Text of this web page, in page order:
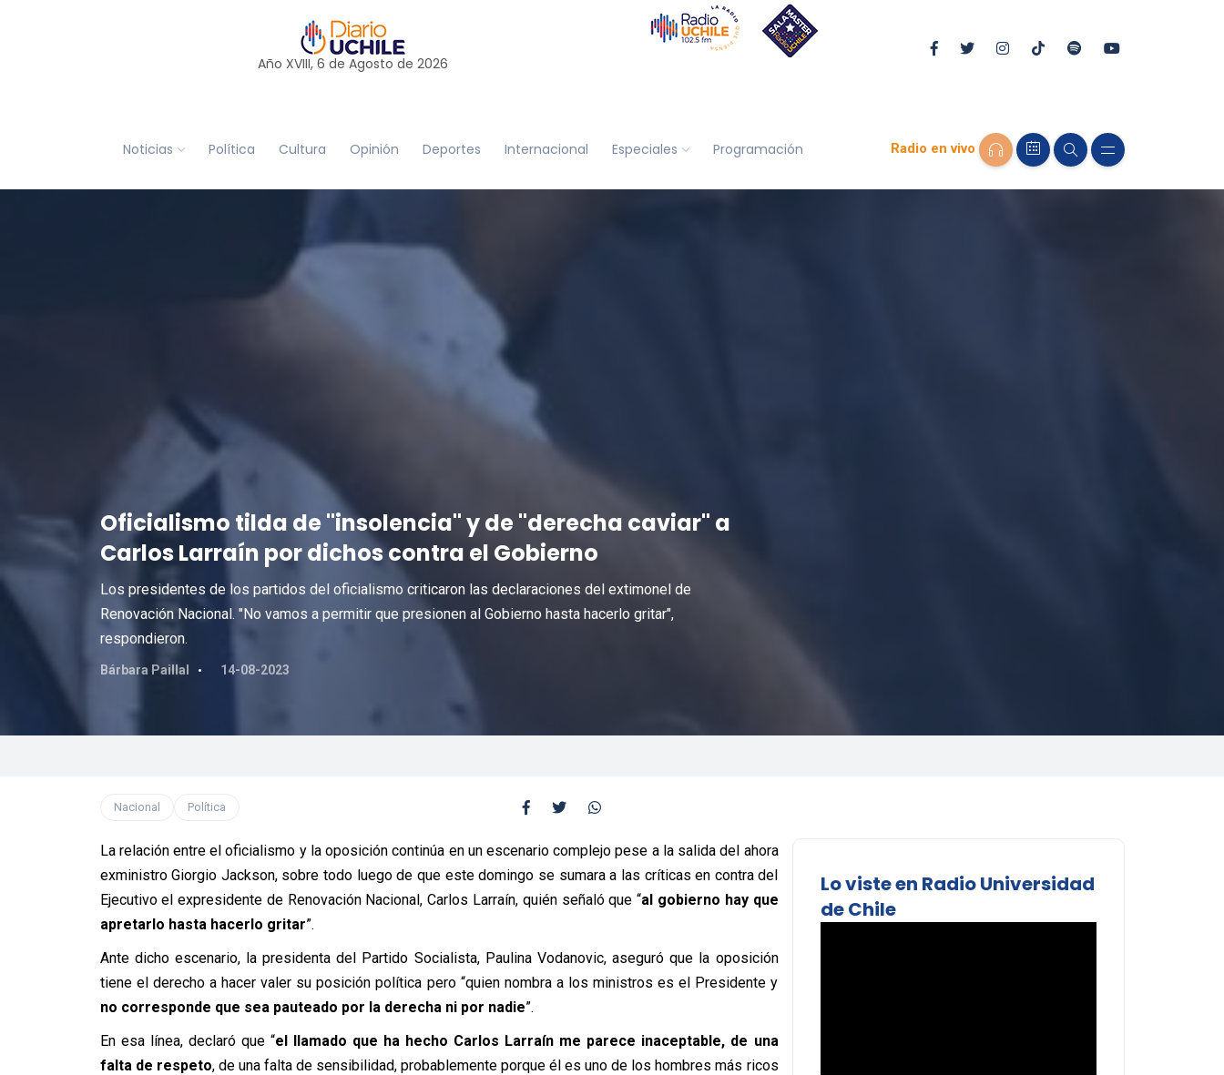
Año XVIII, 6 de Agosto de 2026
Noticias Política Cultura Opinión Deportes Internacional Especiales Programación Radio en vivo
Oficialismo tilda de "insolencia" y de "derecha caviar" a
Carlos Larraín por dichos contra el Gobierno
Los presidentes de los partidos del oficialismo criticaron las declaraciones del extimonel de
Renovación Nacional. "No vamos a permitir que presionen al Gobierno hasta hacerlo gritar",
respondieron.
Bárbara Paillal 14-08-2023
Nacional Política
La relación entre el oficialismo y la oposición continúa en un escenario complejo pese a la salida del ahora
exministro Giorgio Jackson, sobre todo luego de que este domingo se sumara a las críticas en contra del
Ejecutivo el expresidente de Renovación Nacional, Carlos Larraín, quién señaló que “al gobierno hay que
apretarlo hasta hacerlo gritar”.
Ante dicho escenario, la presidenta del Partido Socialista, Paulina Vodanovic, aseguró que la oposición
tiene el derecho a hacer valer su posición política pero “quien nombra a los ministros es el Presidente y
no corresponde que sea pauteado por la derecha ni por nadie”.
En esa línea, declaró que “el llamado que ha hecho Carlos Larraín me parece inaceptable, de una
falta de respeto, de una falta de sensibilidad, probablemente porque él es uno de los hombres más ricos
Lo viste en Radio Universidad
de Chile